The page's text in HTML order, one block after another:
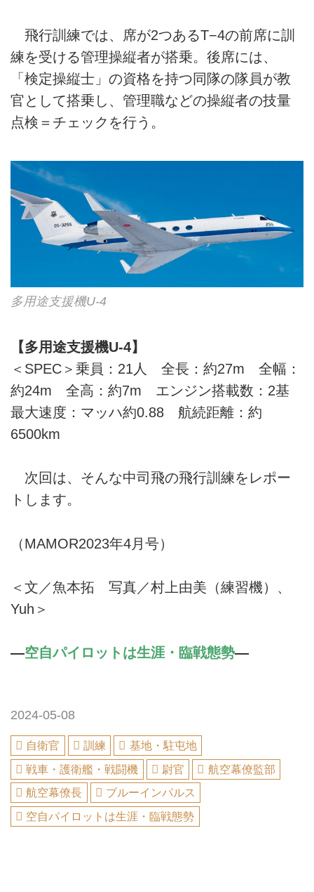
飛行訓練では、席が2つあるT−4の前席に訓
練を受ける管理操縦者が搭乗。後席には、
「検定操縦士」の資格を持つ同隊の隊員が教
官として搭乗し、管理職などの操縦者の技量
点検＝チェックを行う。
多用途支援機U-4
【多用途支援機U-4】
＜SPEC＞乗員：21人 全長：約27m 全幅：
約24m 全高：約7m エンジン搭載数：2基
最大速度：マッハ約0.88 航続距離：約
6500km
次回は、そんな中司飛の飛行訓練をレポー
トします。
（MAMOR2023年4月号）
＜文／魚本拓 写真／村上由美（練習機）、
Yuh＞
—空自パイロットは生涯・臨戦態勢—
2024-05-08
自衛官 訓練
基地・駐屯地
戦車・護衛艦・戦闘機
尉官
航空幕僚監部
航空幕僚長
ブルーインパルス
空自パイロットは生涯・臨戦態勢